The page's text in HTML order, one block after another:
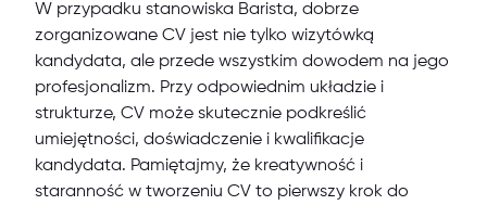
W przypadku stanowiska Barista, dobrze
zorganizowane CV jest nie tylko wizytówką
kandydata, ale przede wszystkim dowodem na jego
profesjonalizm. Przy odpowiednim układzie i
strukturze, CV może skutecznie podkreślić
umiejętności, doświadczenie i kwalifikacje
kandydata. Pamiętajmy, że kreatywność i
staranność w tworzeniu CV to pierwszy krok do